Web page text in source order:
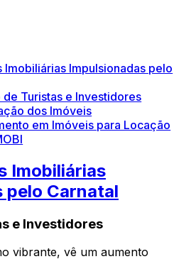
Imobiliárias Impulsionadas pelo
Turistas e Investidores
dos Imóveis
em Imóveis para Locação
Imobiliárias
pelo Carnatal
e Investidores
vibrante, vê um aumento